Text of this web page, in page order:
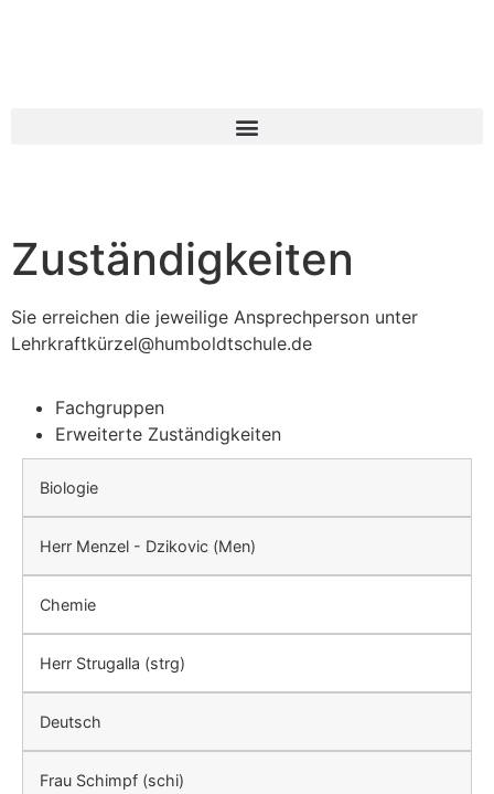
Zuständigkeiten
Sie erreichen die jeweilige Ansprechperson unter
Lehrkraftkürzel@humboldtschule.de
Fachgruppen
Erweiterte Zuständigkeiten
Biologie
Herr Menzel - Dzikovic (Men)
Chemie
Herr Strugalla (strg)
Deutsch
Frau Schimpf (schi)